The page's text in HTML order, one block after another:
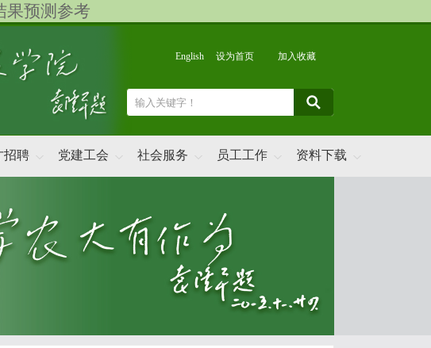
果预测参考
English 设为首页 加入收藏
招聘 党建工会 社会服务 员工工作 资料下载